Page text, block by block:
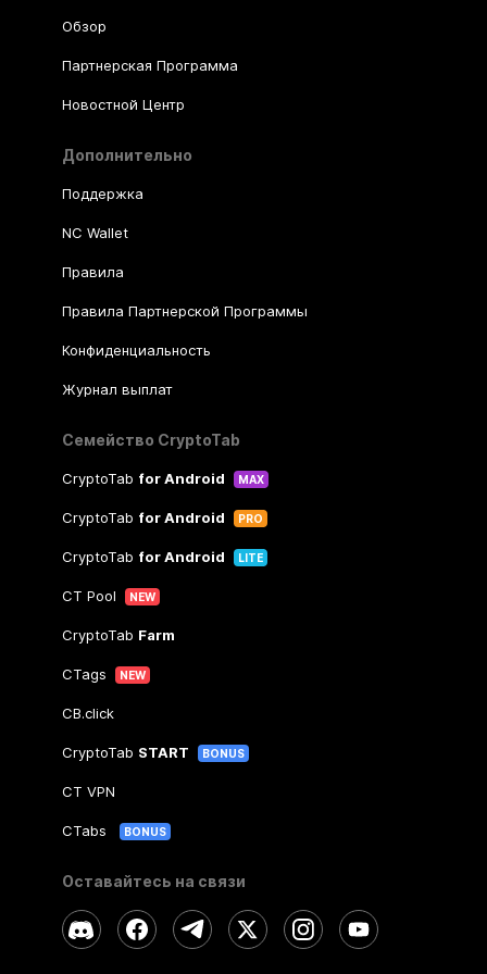
Обзор
Партнерская Программа
Новостной Центр
Дополнительно
Поддержка
NC Wallet
Правила
Правила Партнерской Программы
Конфиденциальность
Журнал выплат
Семейство CryptoTab
CryptoTab for Android MAX
CryptoTab for Android PRO
CryptoTab for Android LITE
CT Pool NEW
CryptoTab Farm
CTags NEW
CB.click
CryptoTab START BONUS
CT VPN
CTabs BONUS
Оставайтесь на связи